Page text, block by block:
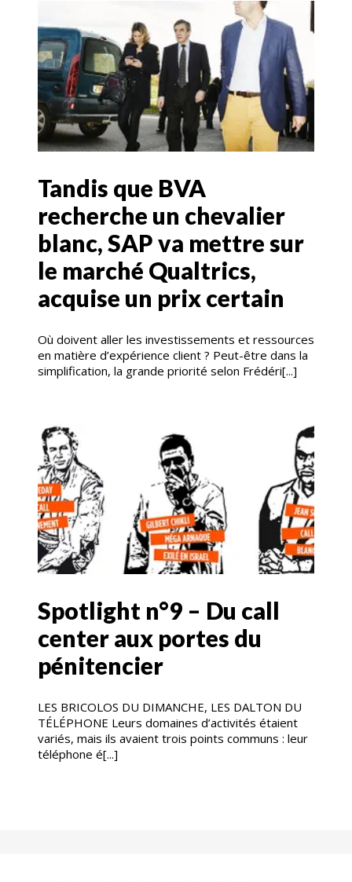
Tandis que BVA
recherche un chevalier
blanc, SAP va mettre sur
le marché Qualtrics,
acquise un prix certain
Où doivent aller les investissements et ressources
en matière d’expérience client ? Peut-être dans la
simplification, la grande priorité selon Frédéri[...]
Spotlight n°9 – Du call
center aux portes du
pénitencier
LES BRICOLOS DU DIMANCHE, LES DALTON DU
TÉLÉPHONE Leurs domaines d’activités étaient
variés, mais ils avaient trois points communs : leur
téléphone é[...]